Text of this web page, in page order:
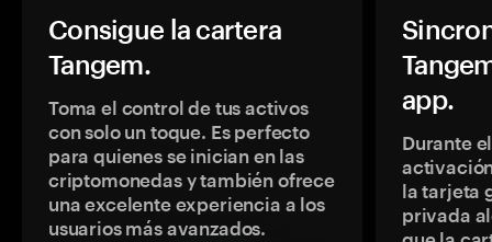
Consigue la cartera
Tangem.
Toma el control de tus activos
con solo un toque. Es perfecto
para quienes se inician en las
criptomonedas y también ofrece
una excelente experiencia a los
usuarios más avanzados.
app.
Durante
la tarjeta
privada